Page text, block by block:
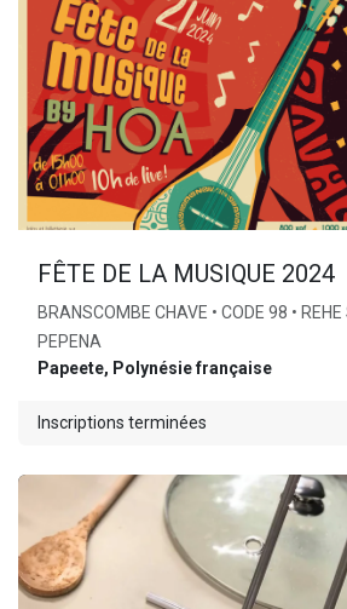
FÊTE DE LA MUSIQUE 2024
BRANSCOMBE CHAVE • CODE 98 • REHE
PEPENA
Papeete, Polynésie française
Inscriptions terminées